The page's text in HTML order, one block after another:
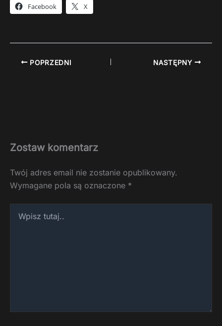
Facebook X
POPRZEDNI NASTĘPNY
Zostaw komentarz
Twój adres email nie zostanie opublikowany.
Wymagane pola są oznaczone *
tutaj..